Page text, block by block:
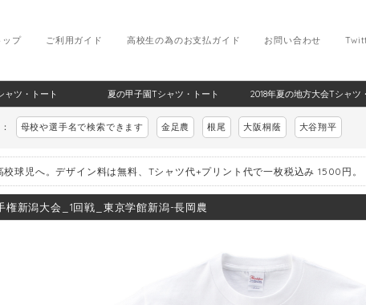
お問い合わせ
高校生の為のお支払ガイド
ご利用ガイド
ップ
ャツ・トート 夏の甲子園Tシャツ・トート 2018年夏の地方大会Tシャツ
母校や選手名で検索できます 金足農 根尾 大阪桐蔭 大谷翔平
校球児へ。デザイン料は無料、Tシャツ代+プリント代で一枚税込み 1500円。
権新潟大会_1回戦_東京学館新潟-長岡農